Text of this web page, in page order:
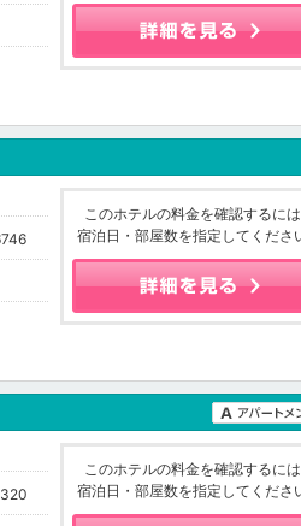
このホテルの料金を確認するには
宿泊日・部屋数を指定してくださ
このホテルの料金を確認するには
宿泊日・部屋数を指定してくださ